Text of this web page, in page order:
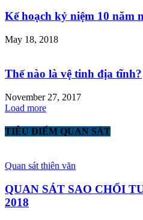
Kế hoạch kỷ niệm 10 năm
May 18, 2018
Thế nào là vệ tinh địa tĩnh?
November 27, 2017
Load more
TIÊU ĐIỂM QUAN SÁT
Quan sát thiên văn
QUAN SÁT SAO CHỔI
2018